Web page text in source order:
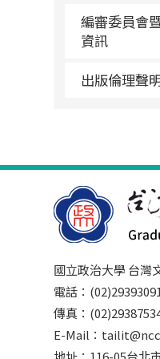
編審委員會
資訊
出版倫理聲
國立政治大學 台灣
電話：
傳真：
E-Mail：